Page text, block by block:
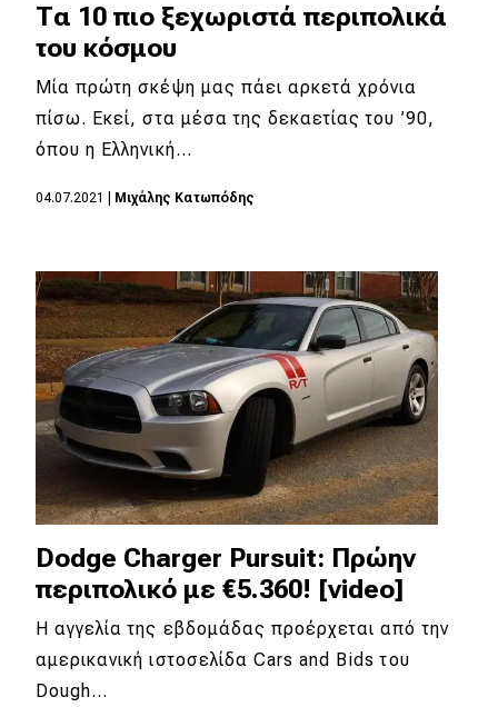
Τα 10 πιο ξεχωριστά περιπολικά
του κόσμου
Μία πρώτη σκέψη μας πάει αρκετά χρόνια
πίσω. Εκεί, στα μέσα της δεκαετίας του ’90,
όπου η Ελληνική…
04.07.2021 Μιχάλης Κατωπόδης
Dodge Charger Pursuit: Πρώην
περιπολικό με €5.360! [video]
Η αγγελία της εβδομάδας προέρχεται από την
αμερικανική ιστοσελίδα Cars and Bids του
Dough…